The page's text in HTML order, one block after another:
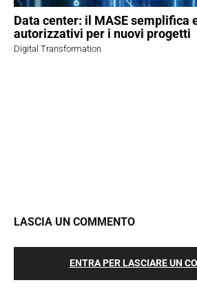
Data center: il MASE semplifica
autorizzativi per i nuovi progetti
Digital Transformation
LASCIA UN COMMENTO
ENTRA PER LASCIARE UN